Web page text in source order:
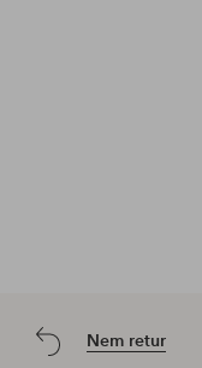
Nem retur